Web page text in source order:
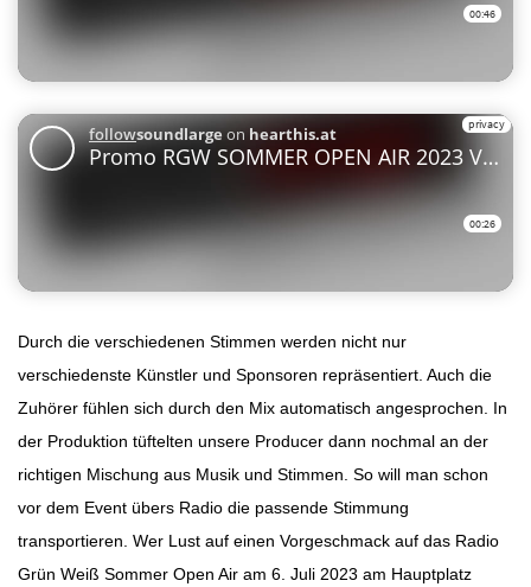
Durch die verschiedenen Stimmen werden nicht nur
verschiedenste Künstler und Sponsoren repräsentiert. Auch die
Zuhörer fühlen sich durch den Mix automatisch angesprochen. In
der Produktion tüftelten unsere Producer dann nochmal an der
richtigen Mischung aus Musik und Stimmen. So will man schon
vor dem Event übers Radio die passende Stimmung
transportieren. Wer Lust auf einen Vorgeschmack auf das Radio
Grün Weiß Sommer Open Air am 6. Juli 2023 am Hauptplatz